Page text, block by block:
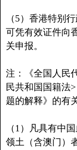
（5）香港特别
可凭有效证件向
关申报。
注：《全国人民
民共和国国籍法
题的解释》的有
（1）凡具有中
领土（含澳门）